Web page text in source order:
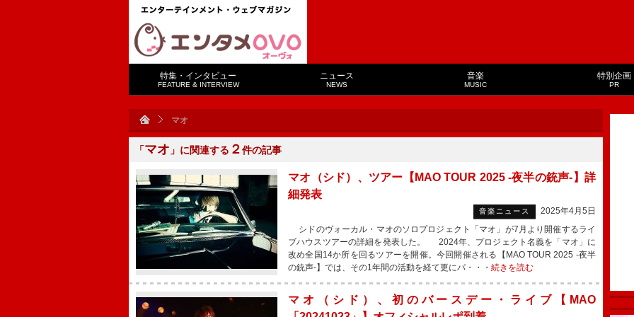
特集・インタビュー
FEATURE & INTERVIEW
ニュース
NEWS
音楽
MUSIC
特別企画
PR
マオ
「マオ 」に関連する ２件の記事
マオ（シド）、ツアー【MAO TOUR 2025 -夜半の銃声-】詳
細発表
音楽ニュース
2025年4月5日
シドのヴォーカル・マオのソロプロジェクト「マオ」が7月より開催するライ
ブハウスツアーの詳細を発表した。 2024年、プロジェクト名義を「マオ」に
改め全国14か所を回るツアーを開催。今回開催される【MAO TOUR 2025 -夜半
の銃声-】では、その1年間の活動を経て更にパ・・・ 続きを読む
マオ（シド）、初のバースデー・ライブ【MAO